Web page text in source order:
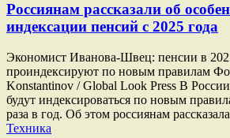
Россиянам рассказали об
индексации пенсий с 2025 года
Экономист Иванова-Швец: пенсии в
проиндексируют по новым правилам
Konstantinov / Global Look Press В
будут индексироваться по новым
раза в год. Об этом россиянам
Техника